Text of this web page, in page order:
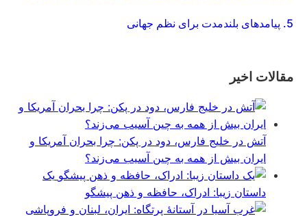
5. پیامدهای بلندمدت برای نظم جهانی
مقالات اخیر
آتش در خلیج فارس، دود در پکن: چرا بحران آمریکا و
ایران بیش از همه به چین آسیب می‌زند؟
یک
داستان زیبا: ادراک، حافظه و ذهن پیشگو